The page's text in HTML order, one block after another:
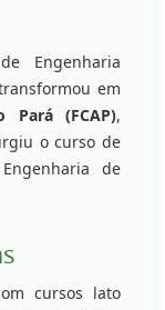
Engenharia
em
Pará (FCAP),
o curso de
de
cursos lato